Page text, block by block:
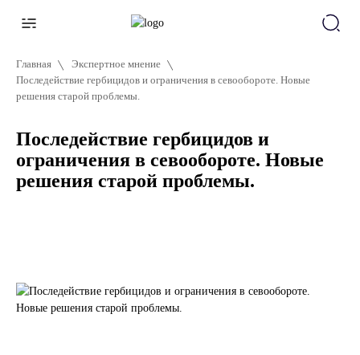
Главная
Экспертное мнение
Последействие гербицидов и ограничения в севообороте. Новые
решения старой проблемы.
Последействие гербицидов и
ограничения в севообороте. Новые
решения старой проблемы.